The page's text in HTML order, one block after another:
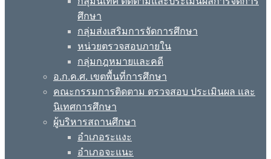
ศึกษา
กลุ่มส่งเสริมการจัดการศึกษา
หน่วยตรวจสอบภายใน
กลุ่มกฎหมายและคดี
อ.ก.ค.ศ. เขตพื้นที่การศึกษา
คณะกรรมการติดตาม ตรวจสอบ ประเมินผล และ
นิเทศการศึกษา
ผู้บริหารสถานศึกษา
อำเภอระแงะ
อำเภอจะแนะ